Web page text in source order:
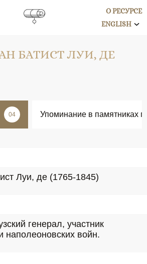
О РЕСУРСЕ
ENGLISH
БАТИСТ ЛУИ, ДЕ
04 Упоминание в памятниках
Луи, де (1765-1845)
генерал, участник
наполеоновских войн.